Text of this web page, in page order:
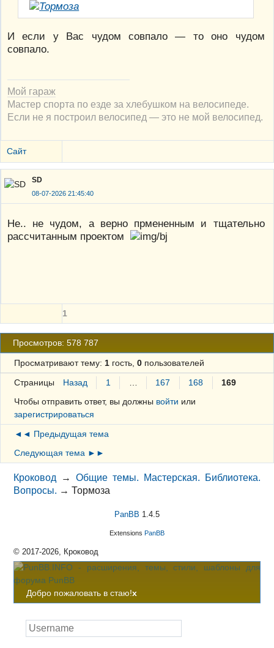
И если у Вас чудом совпало — то оно чудом
совпало.
Мой гараж
Мастер спорта по езде за хлебушком на велосипеде.
Если не я построил велосипед — это не мой велосипед.
Сайт
SD
08-07-2026 21:45:40
Не.. не чудом, а верно прмененным и тщательно
рассчитанным проектом
1
Просмотров: 578 787
Просматривают тему: 1гость, 0пользователей
Страницы Назад 1 167 168
169
Чтобы отправить ответ, вы должны войти или
зарегистрироваться
◄◄ Предыдущая тема
Следующая тема ►►
Кроковод →Общие темы. Мастерская. Библиотека.
Вопросы. →Тормоза
PanBB 1.4.5
Extensions PanBB
© 2017-2026, Кроковод
Добро пожаловать в стаю!x